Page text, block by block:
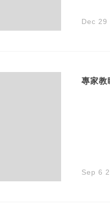
Dec 29
專家教
Sep 6